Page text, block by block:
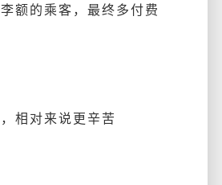
额的乘客，最终多付费
相对来说更辛苦